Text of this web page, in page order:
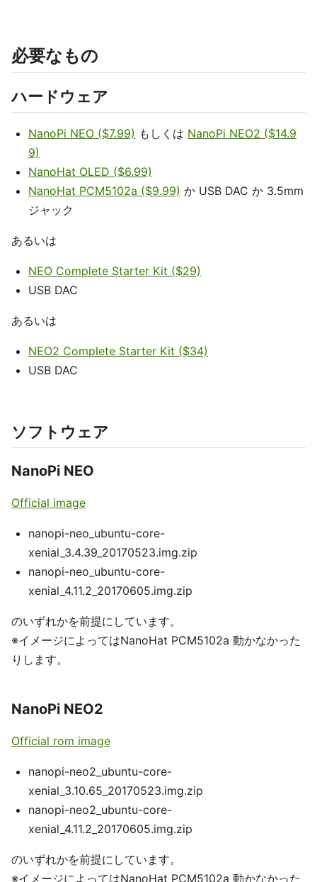
必要なもの
ハードウェア
NanoPi NEO ($7.99) もしくは NanoPi NEO2 ($14.9
9)
NanoHat OLED ($6.99)
NanoHat PCM5102a ($9.99) か USB DAC か 3.5mm
ジャック
あるいは
NEO Complete Starter Kit ($29)
USB DAC
あるいは
NEO2 Complete Starter Kit ($34)
USB DAC
ソフトウェア
NanoPi NEO
Official image
nanopi-neo_ubuntu-core-
xenial_3.4.39_20170523.img.zip
nanopi-neo_ubuntu-core-
xenial_4.11.2_20170605.img.zip
のいずれかを前提にしています。
※イメージによってはNanoHat PCM5102a 動かなかった
りします。
NanoPi NEO2
Official rom image
nanopi-neo2_ubuntu-core-
xenial_3.10.65_20170523.img.zip
nanopi-neo2_ubuntu-core-
xenial_4.11.2_20170605.img.zip
のいずれかを前提にしています。
※イメージによってはNanoHat PCM5102a 動かなかった